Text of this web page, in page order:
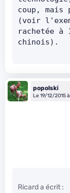
coup, mais
(voir
rachetée à
chinois).
popolski
Le 19/12/2015
Ricard a écrit :